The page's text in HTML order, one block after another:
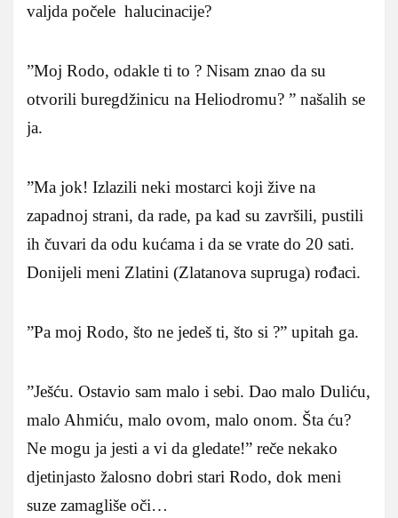
valjda počele halucinacije?
”Moj Rodo, odakle ti to ? Nisam znao da su
otvorili buregdžinicu na Heliodromu? ” našalih se
ja.
”Ma jok! Izlazili neki mostarci koji žive na
zapadnoj strani, da rade, pa kad su završili, pustili
ih čuvari da odu kućama i da se vrate do 20 sati.
Donijeli meni Zlatini (Zlatanova supruga) rođaci.
”Pa moj Rodo, što ne jedeš ti, što si ?” upitah ga.
”Ješću. Ostavio sam malo i sebi. Dao malo Duliću,
malo Ahmiću, malo ovom, malo onom. Šta ću?
Ne mogu ja jesti a vi da gledate!” reče nekako
djetinjasto žalosno dobri stari Rodo, dok meni
suze zamagliše oči…